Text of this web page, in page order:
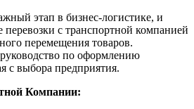
этап в бизнес-логистике, и
с транспортной компанией
перемещения товаров.
по оформлению
с выбора предприятия.
Компании: